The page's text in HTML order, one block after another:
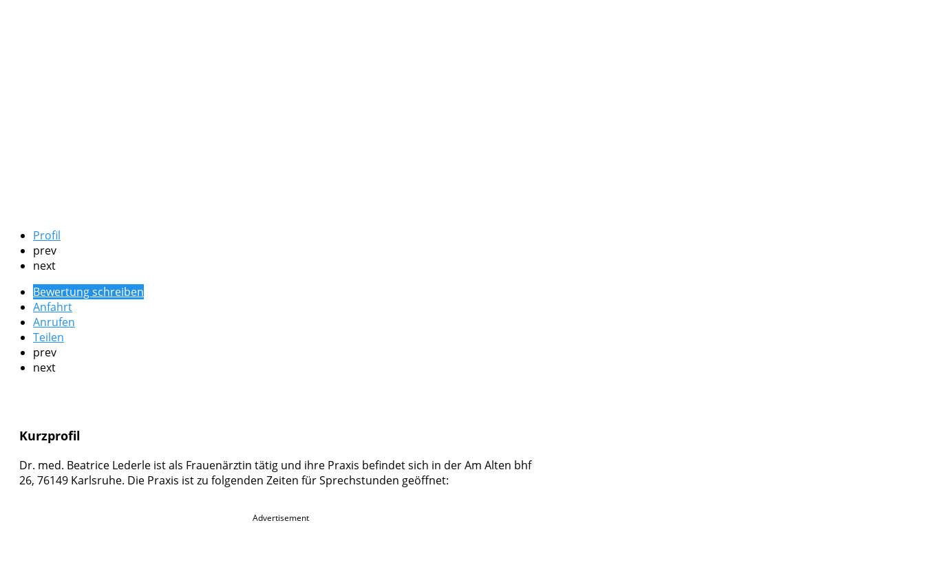
Profil
prev
next
Bewertung schreiben
Anfahrt
Anrufen
Teilen
prev
next
Kurzprofil
Dr. med. Beatrice Lederle ist als Frauenärztin tätig und ihre Praxis befindet sich in der Am Alten bhf
26, 76149 Karlsruhe. Die Praxis ist zu folgenden Zeiten für Sprechstunden geöffnet:
Advertisement